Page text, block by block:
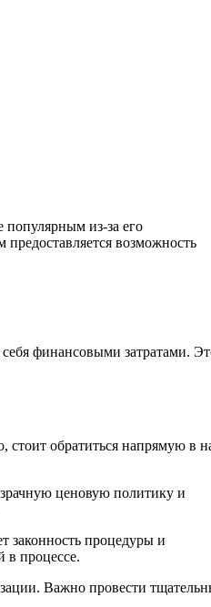
популярным из-за его
возможность
финансовыми затратами.
стоит обратиться напрямую в
ценовую политику и
законность процедуры и
в процессе.
Важно провести